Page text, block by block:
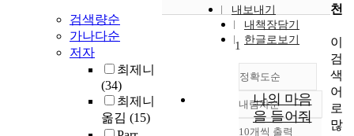
검색량순
가나다순
저자
최제니
(34)
최제니
옮김 (15)
내보내기
내책장담기
한글로보기
정확도순
정확도
순
내림차순
10개씩 출력
1
나의 마음
을 들어줘
천
이
검
색
어
로
많